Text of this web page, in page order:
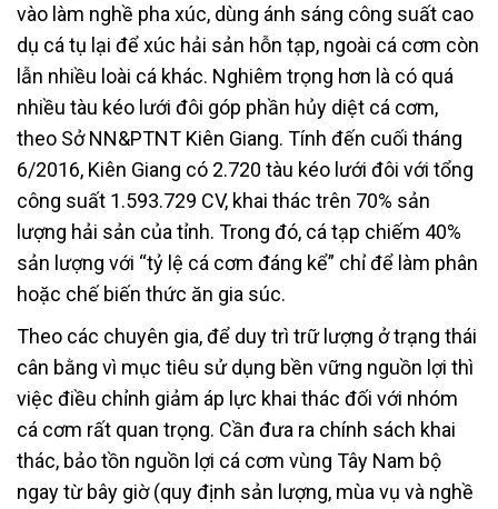
vào làm nghề pha xúc, dùng ánh sáng công suất cao
dụ cá tụ lại để xúc hải sản hỗn tạp, ngoài cá cơm còn
lẫn nhiều loài cá khác. Nghiêm trọng hơn là có quá
nhiều tàu kéo lưới đôi góp phần hủy diệt cá cơm,
theo Sở NN&PTNT Kiên Giang. Tính đến cuối tháng
6/2016, Kiên Giang có 2.720 tàu kéo lưới đôi với tổng
công suất 1.593.729 CV, khai thác trên 70% sản
lượng hải sản của tỉnh. Trong đó, cá tạp chiếm 40%
sản lượng với “tỷ lệ cá cơm đáng kể” chỉ để làm phân
hoặc chế biến thức ăn gia súc.
Theo các chuyên gia, để duy trì trữ lượng ở trạng thái
cân bằng vì mục tiêu sử dụng bền vững nguồn lợi thì
việc điều chỉnh giảm áp lực khai thác đối với nhóm
cá cơm rất quan trọng. Cần đưa ra chính sách khai
thác, bảo tồn nguồn lợi cá cơm vùng Tây Nam bộ
ngay từ bây giờ (quy định sản lượng, mùa vụ và nghề